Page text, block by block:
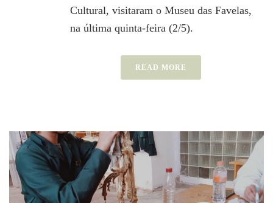
Cultural, visitaram o Museu das Favelas,
na última quinta-feira (2/5).
READ MORE